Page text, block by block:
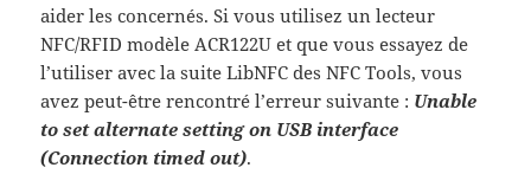
aider les concernés. Si vous utilisez un lecteur
NFC/RFID modèle ACR122U et que vous essayez de
l’utiliser avec la suite LibNFC des NFC Tools, vous
avez peut-être rencontré l’erreur suivante : Unable
to set alternate setting on USB interface
(Connection timed out).